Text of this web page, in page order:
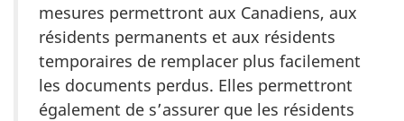
mesures permettront aux Canadiens, aux
résidents permanents et aux résidents
temporaires de remplacer plus facilement
les documents perdus. Elles permettront
également de s’assurer que les résidents